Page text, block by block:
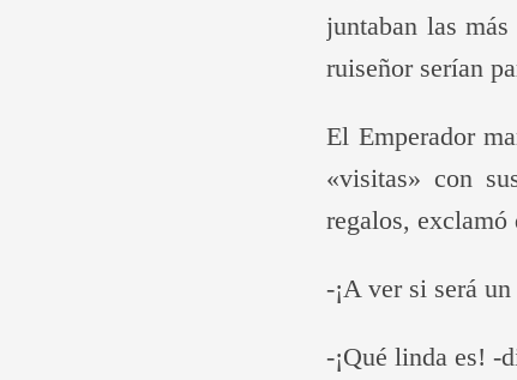
juntaban las
ruiseñor serían
El Emperador
«visitas» con
regalos, exclamó
-¡A ver si será
-¡Qué linda es! -